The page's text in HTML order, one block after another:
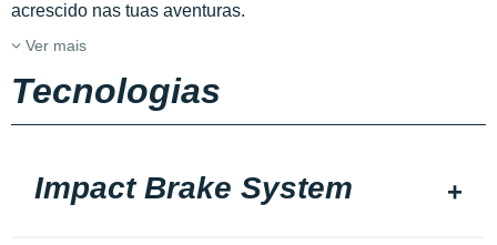
acrescido nas tuas aventuras.
Ver mais
Tecnologias
Impact Brake System